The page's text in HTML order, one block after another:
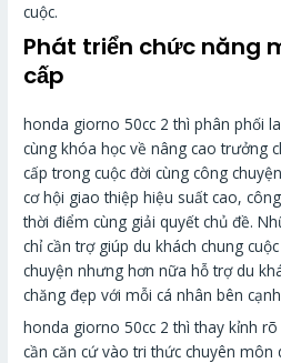
cuộc.
Phát triển chức năng
cấp
honda giorno 50cc 2 thì phân phối
cùng khóa học về nâng cao trưởng
cấp trong cuộc đời cùng công
cơ hội giao thiệp hiệu suất cao,
thời điểm cùng giải quyết chủ đề.
chỉ cần trợ giúp du khách chung
chuyện nhưng hơn nữa hỗ trợ du
chăng đẹp với mỗi cá nhân bên
honda giorno 50cc 2 thì thay kỉnh
cần căn cứ vào tri thức chuyên